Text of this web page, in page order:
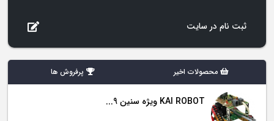
ثبت نام در سایت
محصولات اخیر پرفروش ها
KAI ROBOT ویژه سنین 9...